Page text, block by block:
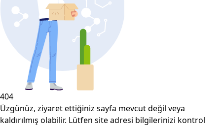
404
Üzgünüz, ziyaret ettiğiniz sayfa mevcut değil veya
kaldırılmış olabilir. Lütfen site adresi bilgilerinizi kontrol